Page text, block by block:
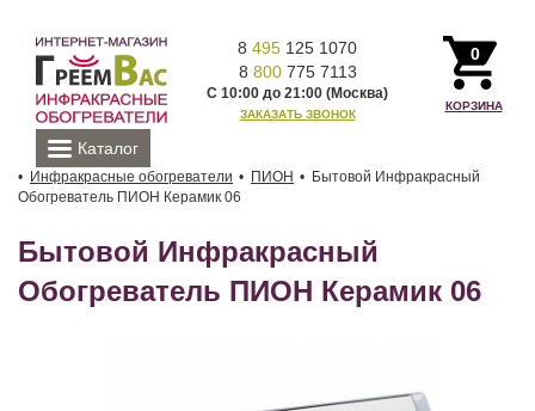
Каталог
8 495 125 1070
8 800775 7113
С 10:00 до 21:00 (Москва)
ЗАКАЗАТЬ ЗВОНОК
0
КОРЗИНА
Инфракрасные обогреватели ПИОН
Бытовой Инфракрасный
Обогреватель ПИОН Керамик 06
Бытовой Инфракрасный
Обогреватель ПИОН Керамик 06